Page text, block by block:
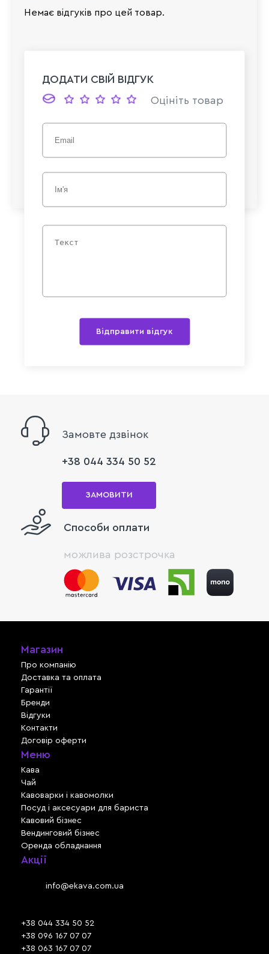
Немає відгуків про цей товар.
ДОДАТИ СВІЙ ВІДГУК
Оцініть товар
Відправити відгук
Замовте дзвінок
+38 044 334 50 52
ЗАМОВИТИ
Способи оплати
можлива розстрочка
Магазин
Про компанію
Доставка та оплата
Гарантії
Бренди
Відгуки
Контакти
Договір оферти
Меню
Кава
Чай
Кавоварки і кавомолки
Посуд і аксесуари для бариста
Кавовий бізнес
Вендинговий бізнес
Оренда обладнання
Акції
info@ekava.com.ua
+38 044 334 50 52
+38 096 167 07 07
+38 063 167 07 07